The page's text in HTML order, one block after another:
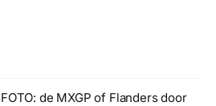
FOTO: de MXGP of Flanders door